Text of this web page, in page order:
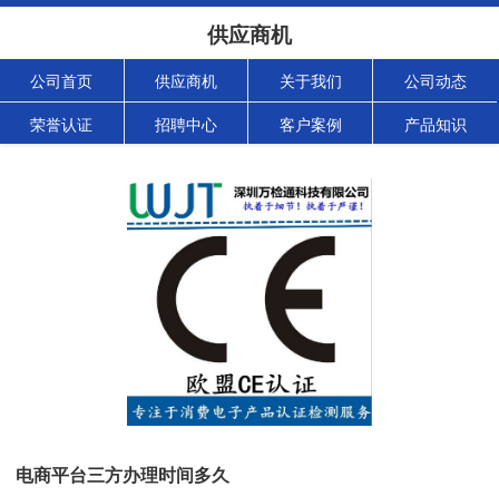
供应商机
公司首页 供应商机 关于我们 公司动态
荣誉认证 招聘中心 客户案例 产品知识
电商平台三方办理时间多久